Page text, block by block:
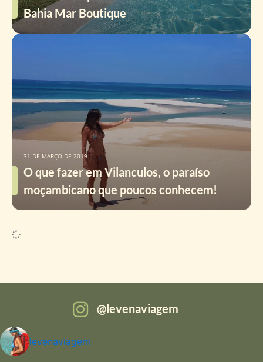
Bahia Mar Boutique
O que fazer em Vilanculos, o paraíso
moçambicano que poucos conhecem!
31 DE MARÇO DE 2019
levenaviagem
levenaviagem